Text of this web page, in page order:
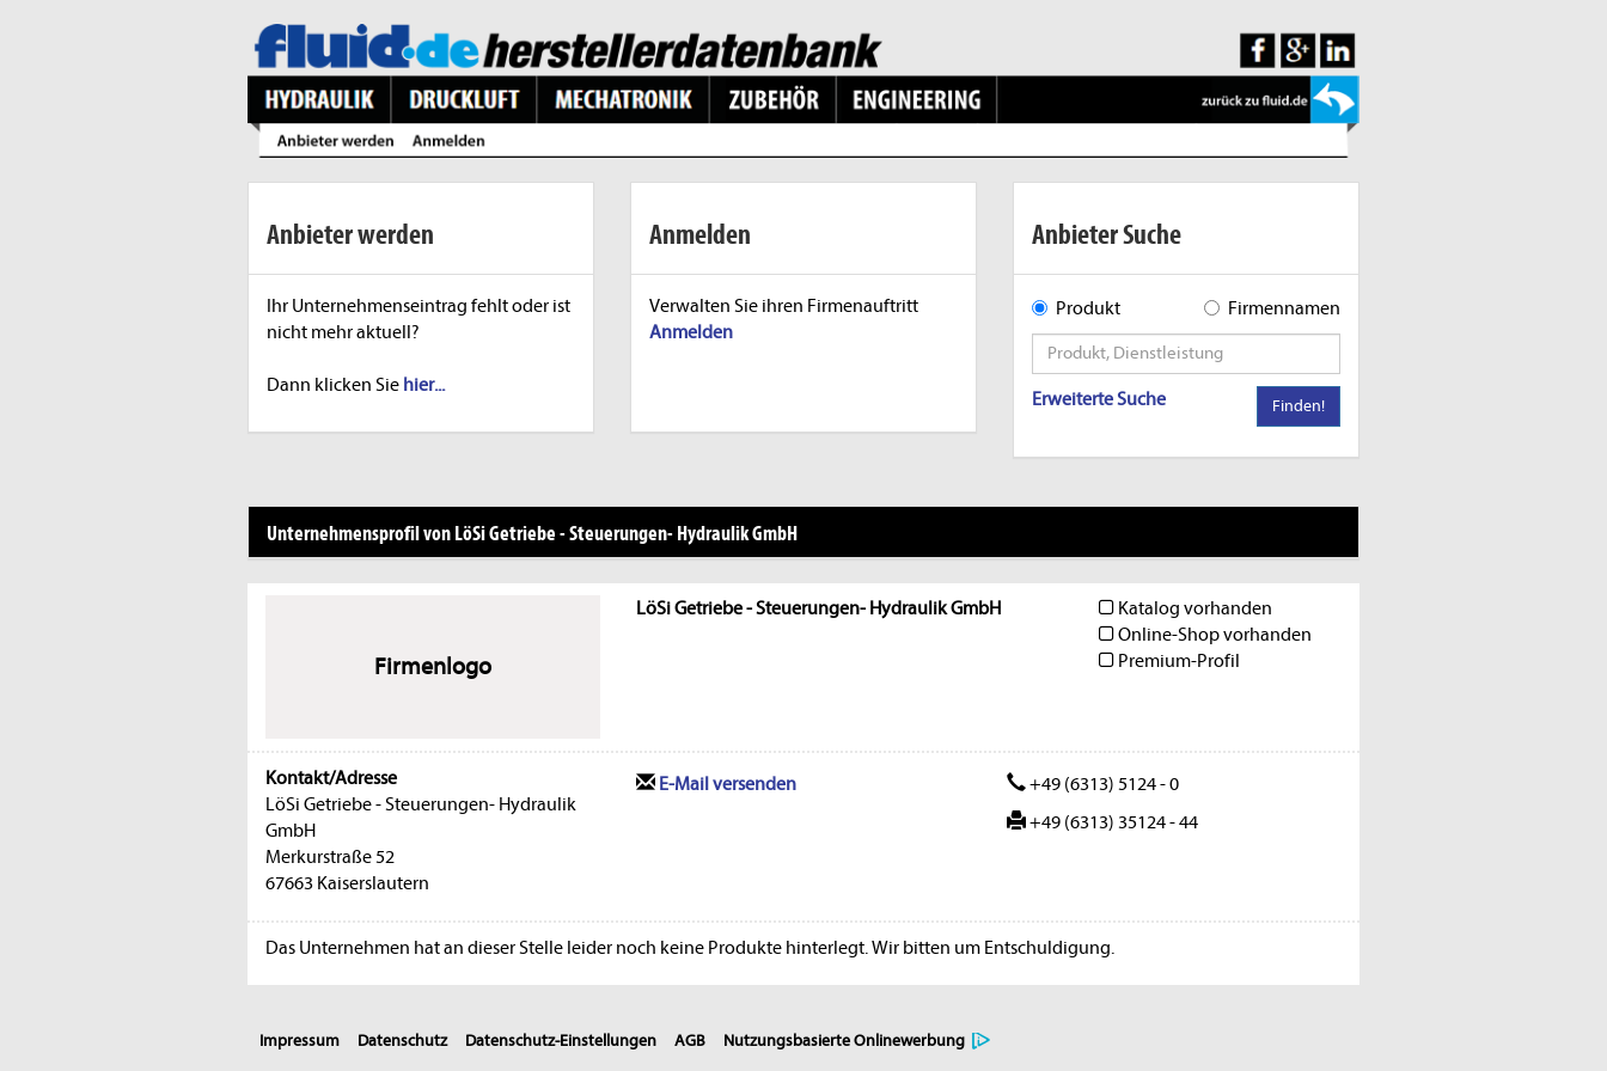
Anbieter werden
Ihr Unternehmenseintrag fehlt oder ist
nicht mehr aktuell?
Dann klicken Sie hier...
Anmelden
Verwalten Sie ihren Firmenauftritt
Anmelden
Anbieter Suche
Produkt Firmennamen
Erweiterte Suche Finden!
Unternehmensprofil von LöSi Getriebe - Steuerungen- Hydraulik GmbH
Firmenlogo
LöSi Getriebe - Steuerungen- Hydraulik GmbH
Katalog vorhanden
Online-Shop vorhanden
Premium-Profil
Kontakt/Adresse
LöSi Getriebe - Steuerungen- Hydraulik
GmbH
Merkurstraße 52
67663 Kaiserslautern
E-Mail versenden
+49 (6313) 5124 - 0
+49 (6313) 35124 - 44
Das Unternehmen hat an dieser Stelle leider noch keine Produkte hinterlegt. Wir bitten um Entschuldigung.
Impressum Datenschutz Datenschutz-Einstellungen AGB Nutzungsbasierte Onlinewerbung